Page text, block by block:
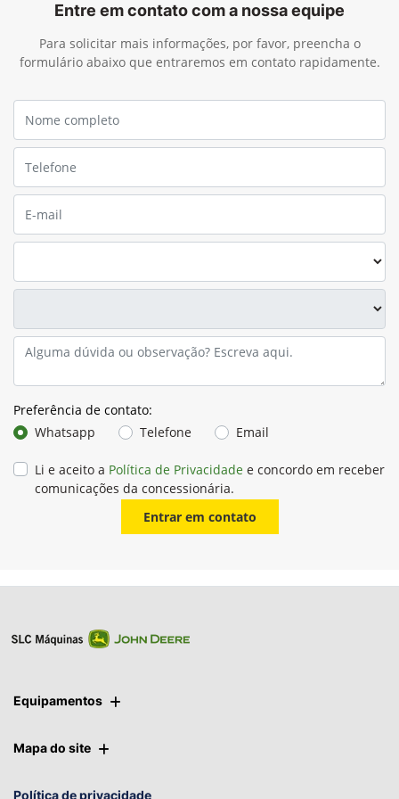
Entre em contato com a nossa equipe
Para solicitar mais informações, por favor, preencha o
formulário abaixo que entraremos em contato rapidamente.
Preferência de contato:
Whatsapp
Telefone Email
Li e aceito a Política de Privacidade e concordo em receber
comunicações da concessionária.
Entrar em contato
Equipamentos
Mapa do site
Política de privacidade